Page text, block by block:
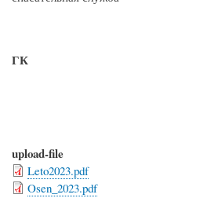
ГК
upload-file
Leto2023.pdf
Osen_2023.pdf